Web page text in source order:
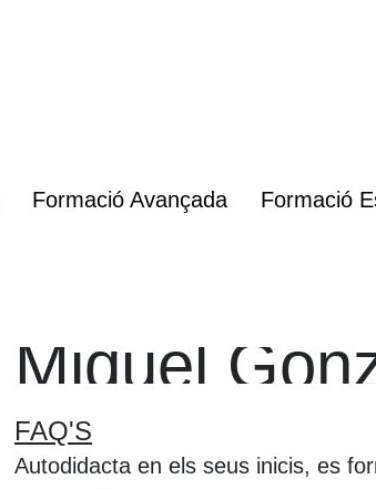
Formació Avançada Formació
Miquel
FAQ'S
Autodidacta en els seus inicis, es